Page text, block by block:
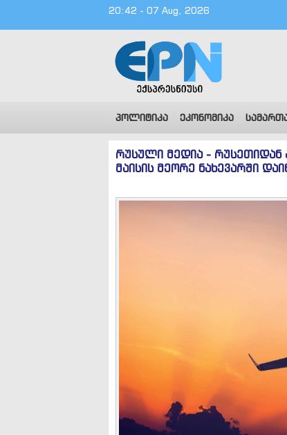
20:42 - 07 Aug, 2026
პოლიტიკა ეკონომიკა
რუსული მედია - რუსეთიდან
მაისის მეორე ნახევარში